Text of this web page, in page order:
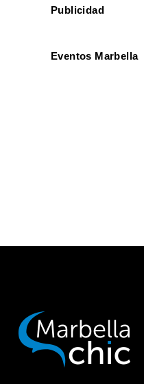
Publicidad
Eventos Marbella